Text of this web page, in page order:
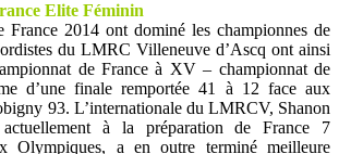
Elite Féminin
France 2014 ont dominé les championnes de
du LMRC Villeneuve d’Ascq ont ainsi
de France à XV – championnat de
d’une finale remportée 41 à 12 face aux
93. L’internationale du LMRCV, Shanon
à la préparation de France 7
Olympiques, a en outre terminé meilleure